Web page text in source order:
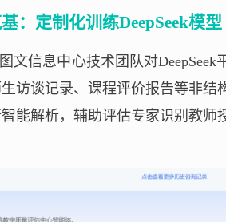
：定制化训练DeepSeek模型
信息中心技术团队对
访谈记录、课程评价报告等非
能解析，辅助评估专家识别教师